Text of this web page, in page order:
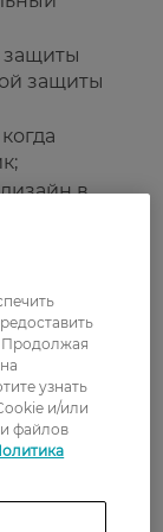
защиты
защиты
в
и не
Продолжая
узнать
и/или
файлов